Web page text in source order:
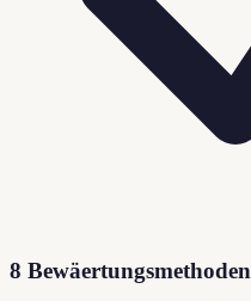
8 Bewäertungsmethoden